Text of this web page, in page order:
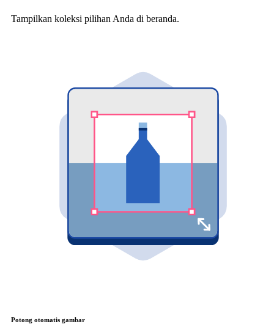
Tampilkan koleksi pilihan Anda di beranda.
Potong otomatis gambar